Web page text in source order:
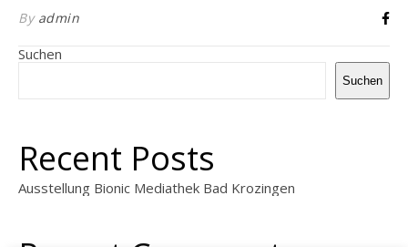
By admin
Suchen
Suchen
Recent Posts
Ausstellung Bionic Mediathek Bad Krozingen